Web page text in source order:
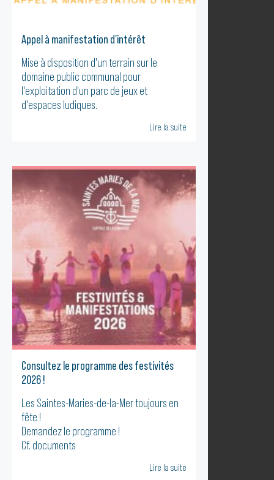
Appel à manifestation d'intérêt
Mise à disposition d'un terrain sur le
domaine public communal pour
l'exploitation d'un parc de jeux et
d'espaces ludiques.
Lire la suite
Consultez le programme des festivités
2026 !
Les Saintes-Maries-de-la-Mer toujours en
fête !
Demandez le programme !
Cf. documents
Lire la suite